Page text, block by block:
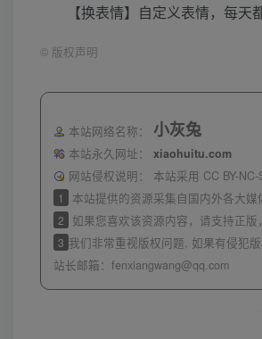
【换表情】自定义表情，每天
© 版权声明
本站网络名称： 小灰兔
本站永久网址：
xiaohuitu.com
网站侵权说明：
本站采用 CC BY-
1 本站提供的资源采集自国内外各大
2 如果您喜欢该资源内容，请支持正版
3 我们非常重视版权问题, 如果有侵犯
站长邮箱： fenxiangwang@qq.com